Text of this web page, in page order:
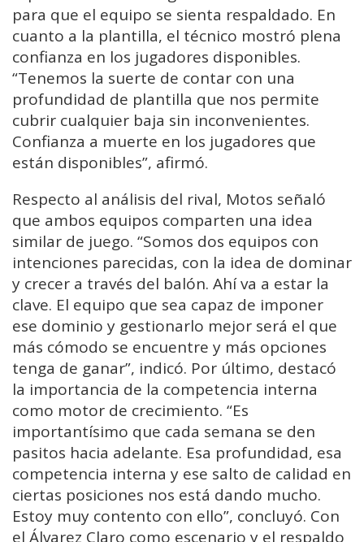
para que el equipo se sienta respaldado. En
cuanto a la plantilla, el técnico mostró plena
confianza en los jugadores disponibles.
“Tenemos la suerte de contar con una
profundidad de plantilla que nos permite
cubrir cualquier baja sin inconvenientes.
Confianza a muerte en los jugadores que
están disponibles”, afirmó.
Respecto al análisis del rival, Motos señaló
que ambos equipos comparten una idea
similar de juego. “Somos dos equipos con
intenciones parecidas, con la idea de dominar
y crecer a través del balón. Ahí va a estar la
clave. El equipo que sea capaz de imponer
ese dominio y gestionarlo mejor será el que
más cómodo se encuentre y más opciones
tenga de ganar”, indicó. Por último, destacó
la importancia de la competencia interna
como motor de crecimiento. “Es
importantísimo que cada semana se den
pasitos hacia adelante. Esa profundidad, esa
competencia interna y ese salto de calidad en
ciertas posiciones nos está dando mucho.
Estoy muy contento con ello”, concluyó. Con
el Álvarez Claro como escenario y el respaldo